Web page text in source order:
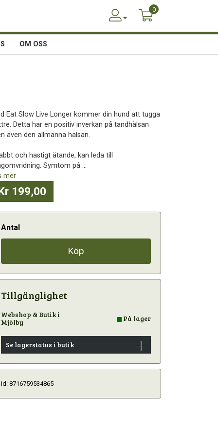
0
OM OSS
Eat Slow Live Longer kommer din hund att tugga
Detta har en positiv inverkan på tandhälsan
även den allmänna hälsan.
och hastigt ätande, kan leda till
Symtom på ...
mer
199,00
Antal
Köp
Tillgänglighet
Webshop & Butik i
Mjölby
På lager
Se lagerstatus i butik
Id: 8716759534865